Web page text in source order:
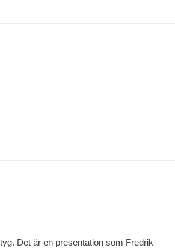
Det är en presentation som Fredrik